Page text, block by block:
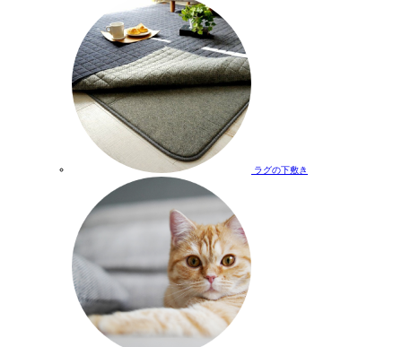
ラグの下敷き